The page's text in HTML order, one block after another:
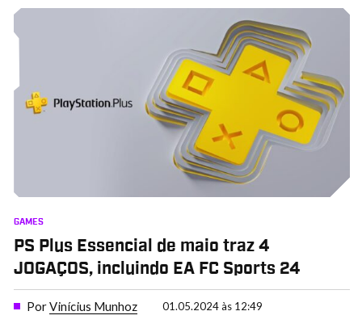
GAMES
PS Plus Essencial de maio traz 4
JOGAÇOS, incluindo EA FC Sports 24
PorVinícius Munhoz 01.05.2024 às 12:49